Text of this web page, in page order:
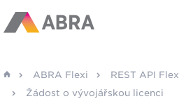
ABRA Flexi REST API
Žádost o vývojářskou licenci